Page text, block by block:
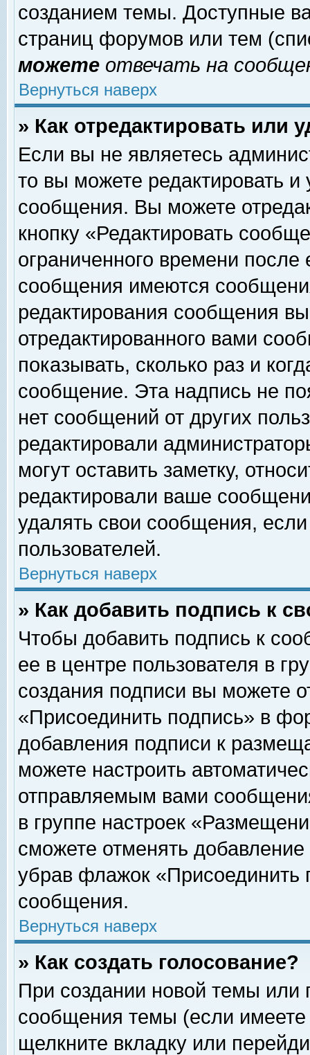
созданием темы. Доступные
страниц форумов или тем
можете отвечать на
Вернуться наверх
» Как отредактировать или
Если вы не являетесь
то вы можете редактировать и
сообщения. Вы можете
кнопку «Редактировать
ограниченного времени
сообщения имеются
редактирования сообщения
отредактированного вами
показывать, сколько раз и
сообщение. Эта надпись не
нет сообщений от других
редактировали
могут оставить заметку,
редактировали ваше
удалять свои сообщения,
пользователей.
Вернуться наверх
» Как добавить подпись к
Чтобы добавить подпись к
ее в центре пользователя в
создания подписи вы можете
«Присоединить подпись» в
добавления подписи к
можете настроить
отправляемым вами
в группе настроек
сможете отменять
убрав флажок «Присоединить
сообщения.
Вернуться наверх
» Как создать голосование?
При создании новой темы или
сообщения темы (если
щелкните вкладку или